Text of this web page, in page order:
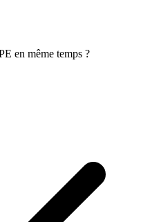
en même temps ?